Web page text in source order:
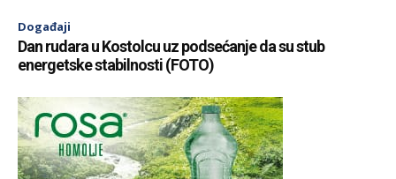
Događaji
Dan rudara u Kostolcu uz podsećanje da su stub
energetske stabilnosti (FOTO)